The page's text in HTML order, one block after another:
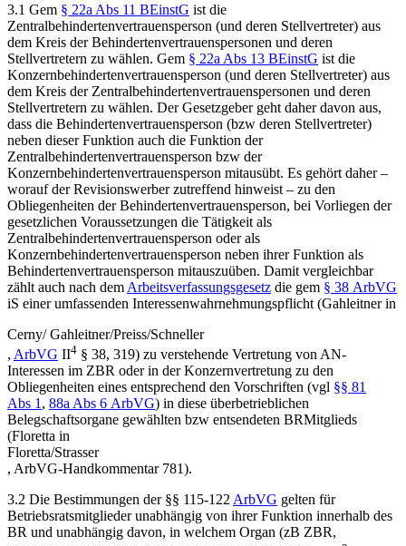
3.1 Gem § 22a Abs 11 BEinstG ist die
Zentralbehindertenvertrauensperson (und deren Stellvertreter) aus
dem Kreis der Behindertenvertrauenspersonen und deren
Stellvertretern zu wählen. Gem § 22a Abs 13 BEinstG ist die
Konzernbehindertenvertrauensperson (und deren Stellvertreter) aus
dem Kreis der Zentralbehindertenvertrauenspersonen und deren
Stellvertretern zu wählen. Der Gesetzgeber geht daher davon aus,
dass die Behindertenvertrauensperson (bzw deren Stellvertreter)
neben dieser Funktion auch die Funktion der
Zentralbehindertenvertrauensperson bzw der
Konzernbehindertenvertrauensperson mitausübt. Es gehört daher –
worauf der Revisionswerber zutreffend hinweist – zu den
Obliegenheiten der Behindertenvertrauensperson, bei Vorliegen der
gesetzlichen Voraussetzungen die Tätigkeit als
Zentralbehindertenvertrauensperson oder als
Konzernbehindertenvertrauensperson neben ihrer Funktion als
Behindertenvertrauensperson mitauszuüben. Damit vergleichbar
zählt auch nach dem Arbeitsverfassungsgesetz die gem § 38 ArbVG
iS einer umfassenden Interessenwahrnehmungspflicht (Gahleitnerin
Cerny/ Gahleitner/Preiss/Schneller
, ArbVG II4 § 38, 319) zu verstehende Vertretung von AN-
Interessen im ZBR oder in der Konzernvertretung zu den
Obliegenheiten eines entsprechend den Vorschriften (vgl §§ 81
Abs 1 , 88a Abs 6 ArbVG) in diese überbetrieblichen
Belegschaftsorgane gewählten bzw entsendeten BRMitglieds
(Floretta in
Floretta/Strasser
, ArbVG-Handkommentar781).
3.2 Die Bestimmungen der §§ 115-122 ArbVG gelten für
Betriebsratsmitglieder unabhängig von ihrer Funktion innerhalb des
BR und unabhängig davon, in welchem Organ (zB ZBR,